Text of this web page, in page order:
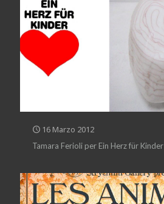
16 Marzo 2012
Tamara Ferioli per Ein Herz für Kinder